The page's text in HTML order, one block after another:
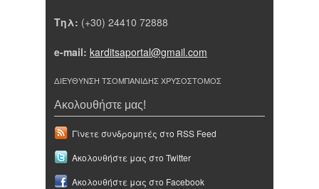
Τηλ: (+30) 24410 72888
e-mail: karditsaportal@gmail.com
ΔΙΕΥΘΥΝΣΗ ΤΣΟΜΠΑΝΙΔΗΣ ΧΡΥΣΟΣΤΟΜΟΣ
Ακολουθήστε μας!
Γίνετε συνδρομητές στο RSS Feed
Ακολουθήστε μας στο Twitter
Ακολουθήστε μας στο Facebook